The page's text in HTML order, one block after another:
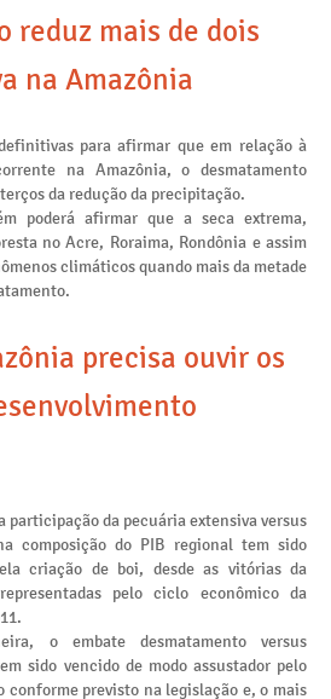
reduz mais de dois
na Amazônia
para afirmar que em relação à
na Amazônia, o desmatamento
da redução da precipitação.
poderá afirmar que a seca extrema,
no Acre, Roraima, Rondônia e assim
climáticos quando mais da metade
precisa ouvir os
participação da pecuária extensiva versus
composição do PIB regional tem sido
criação de boi, desde as vitórias da
pelo ciclo econômico da
o embate desmatamento versus
sido vencido de modo assustador pelo
conforme previsto na legislação e, o mais